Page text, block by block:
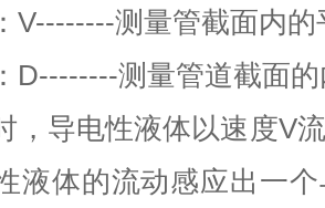
测量管截面内的
测量管道截面的
，导电性液体以速度V
液体的流动感应出一